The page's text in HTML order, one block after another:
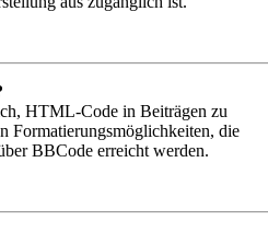
HTML-Code in Beiträgen zu
Formatierungsmöglichkeiten, die
BBCode erreicht werden.